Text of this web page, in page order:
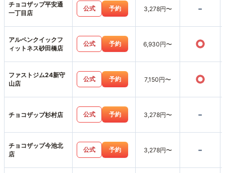
チョコザップ平安通
一丁目店
公式 予約 3,278円〜 -
アルペンクイックフ
ィットネス砂田橋店
公式 予約 6,930円〜 ○
ファストジム24新守
山店
公式 予約 7,150円〜 ○
チョコザップ杉村店 公式 予約 3,278円〜 -
チョコザップ今池北
店
公式 予約 3,278円〜 -